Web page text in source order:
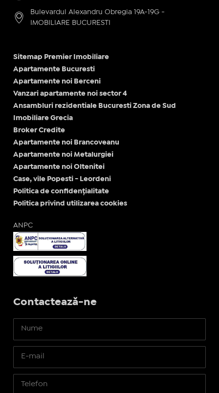
Bulevardul Alexandru Obregia 19A-19G -
IMOBILIARE BUCURESTI
Sitemap Premier Imobiliare
Apartamente Bucuresti
Apartamente noi Berceni
Vanzari apartamente noi sector 4
Ansambluri rezidentiale Bucuresti Zona de Sud
Imobiliare Grecia
Broker Credite
Apartamente noi Brancoveanu
Apartamente noi Metalurgiei
Apartamente noi Oltenitei
Case, vile Popesti - Leordeni
Politica de confidențialitate
Politica privind utilizarea cookies
ANPC
Contactează-ne